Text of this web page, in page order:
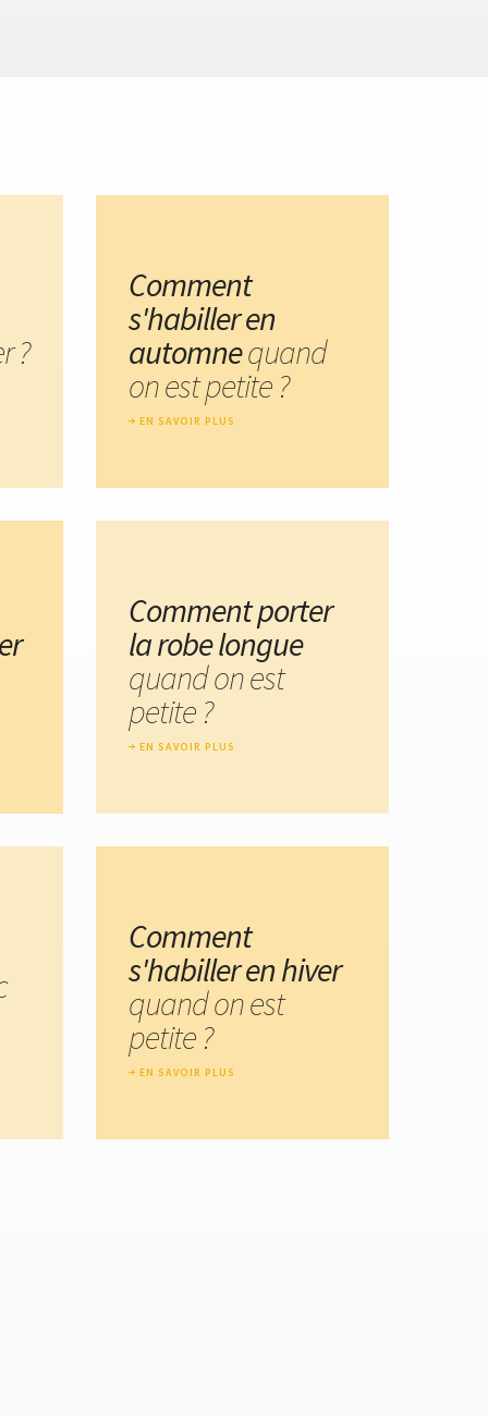
?
Comment
s'habiller en
automnequand
on est petite ?
EN SAVOIR PLUS
Comment porter
la robe longue
quand on est
petite ?
EN SAVOIR PLUS
Comment
s'habiller en hiver
quand on est
petite ?
EN SAVOIR PLUS